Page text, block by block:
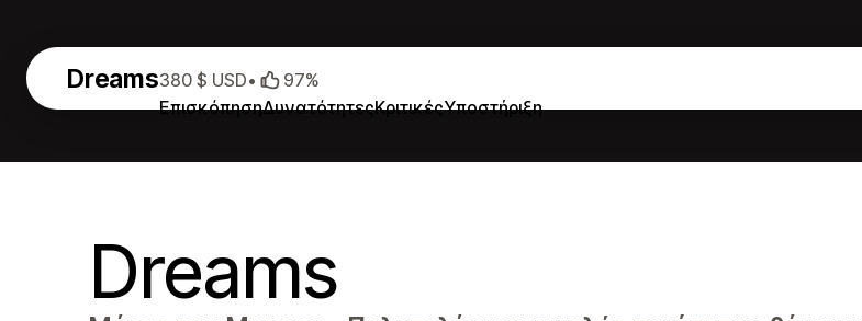
Dreams
ΕπισκόπησηΔυνατότητεςΚριτικέςΥποστήριξη
380 $ USD• 97%
Dreams